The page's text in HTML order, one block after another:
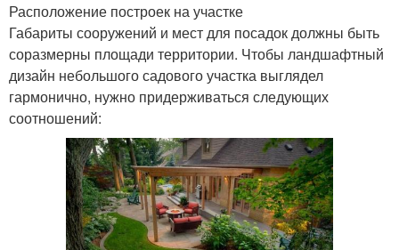
Расположение построек на участке
Габариты сооружений и мест для посадок должны быть
соразмерны площади территории. Чтобы ландшафтный
дизайн небольшого садового участка выглядел
гармонично, нужно придерживаться следующих
соотношений: